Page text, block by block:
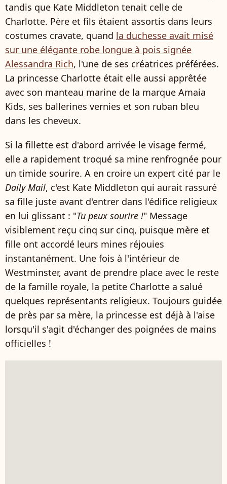
tandis que Kate Middleton tenait celle de
Charlotte. Père et fils étaient assortis dans leurs
costumes cravate, quand la duchesse avait misé
sur une élégante robe longue à pois signée
Alessandra Rich, l'une de ses créatrices préférées.
La princesse Charlotte était elle aussi apprêtée
avec son manteau marine de la marque Amaia
Kids, ses ballerines vernies et son ruban bleu
dans les cheveux.
Si la fillette est d'abord arrivée le visage fermé,
elle a rapidement troqué sa mine renfrognée pour
un timide sourire. A en croire un expert cité par le
Daily Mail, c'est Kate Middleton qui aurait rassuré
sa fille juste avant d'entrer dans l'édifice religieux
en lui glissant : "Tu peux sourire !" Message
visiblement reçu cinq sur cinq, puisque mère et
fille ont accordé leurs mines réjouies
instantanément. Une fois à l'intérieur de
Westminster, avant de prendre place avec le reste
de la famille royale, la petite Charlotte a salué
quelques représentants religieux. Toujours guidée
de près par sa mère, la princesse est déjà à l'aise
lorsqu'il s'agit d'échanger des poignées de mains
officielles !